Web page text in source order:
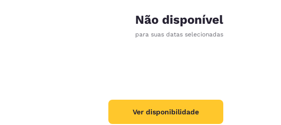
Não disponível
para suas datas selecionadas
Ver disponibilidade